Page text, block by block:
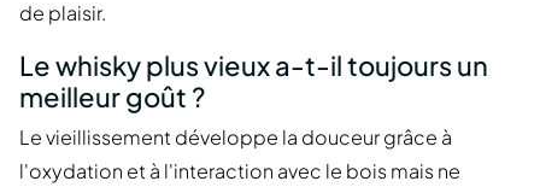
de plaisir.
Le whisky plus vieux a-t-il toujours un
meilleur goût ?
Le vieillissement développe la douceur grâce à
l'oxydation et à l'interaction avec le bois mais ne